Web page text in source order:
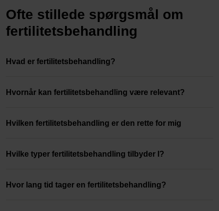
Ofte stillede spørgsmål om
fertilitetsbehandling
Hvad er fertilitetsbehandling?
Hvornår kan fertilitetsbehandling være relevant?
Hvilken fertilitetsbehandling er den rette for mig
Hvilke typer fertilitetsbehandling tilbyder I?
Hvor lang tid tager en fertilitetsbehandling?